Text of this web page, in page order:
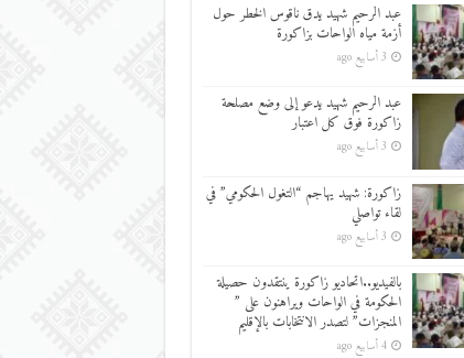
عبد الرحيم شهيد يدق ناقوس الخطر حول
أزمة مياه الواحات بزاكورة
3 أسابيع ago
عبد الرحيم شهيد يدعو إلى وضع مصلحة
زاكورة فوق كل اعتبار
3 أسابيع ago
زاكورة: شهيد يهاجم “التغول الحكومي” في
لقاء تواصلي
3 أسابيع ago
بالفيديو..اتحاديو زاكورة ينتقدون حصيلة
الحكومة في الواحات ويراهنون على ”
المنجزات” لتصدر الانتخابات بالإقليم
4 أسابيع ago